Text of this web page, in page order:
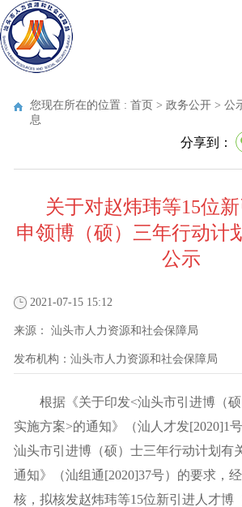
您现在所在的位置 : 首页 > 政务公开 > 公
息
分享到：
关于对赵炜玮等15位
申领博（硕）三年行动计
公示
2021-07-15 15:12
来源： 汕头市人力资源和社会保障局
发布机构： 汕头市人力资源和社会保障局
根据《关于印发<汕头市引进博（硕
实施方案>的通知》（汕人才发[2020]1
汕头市引进博（硕）士三年行动计划有
通知》（汕组通[2020]37号）的要求，
核，拟核发赵炜玮等15位新引进人才博